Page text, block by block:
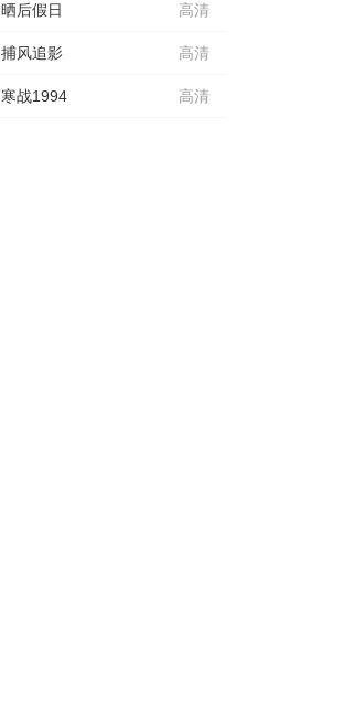
高清
晒后假日
高清
捕风追影
高清
寒战1994